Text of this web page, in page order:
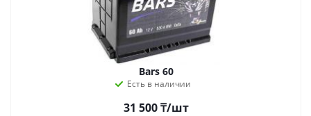
Bars 60
Есть в наличии
31 500₸/шт